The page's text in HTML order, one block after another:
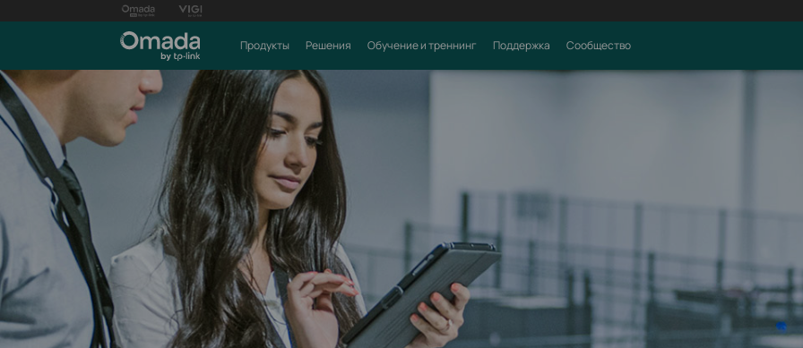
Продукты Решения Обучение и треннинг Поддержка Сообщество